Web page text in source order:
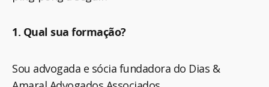
1. Qual sua formação?
Sou advogada e sócia fundadora do Dias &